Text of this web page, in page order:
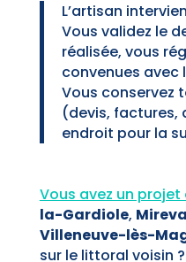
L’artisan
Vous validez le
réalisée, vous
convenues avec
Vous conservez
(devis,
endroit pour la
Vous avez un
la-Gardiole,
Villeneuve-lès-
sur le littoral voisin ?